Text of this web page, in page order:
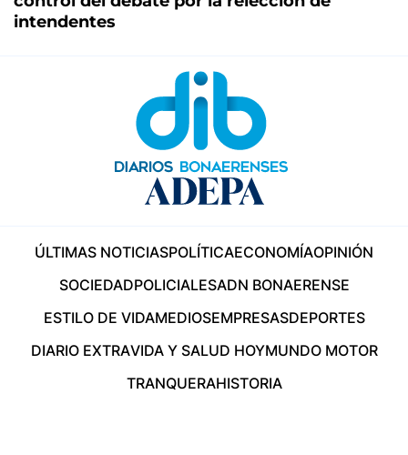
intendentes
ÚLTIMAS NOTICIASPOLÍTICAECONOMÍAOPINIÓN
SOCIEDADPOLICIALESADN BONAERENSE
ESTILO DE VIDAMEDIOSEMPRESASDEPORTES
DIARIO EXTRAVIDA Y SALUD HOYMUNDO MOTOR
TRANQUERAHISTORIA